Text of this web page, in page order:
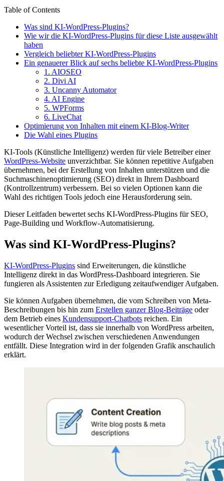
Table of Contents
Was sind KI-WordPress-Plugins?
Wie wir die KI-WordPress-Plugins für diese Liste ausgewählt
haben
Vergleich beliebter KI-WordPress-Plugins
Ein genauerer Blick auf sechs beliebte KI-WordPress-Plugins
1. AIOSEO
2. Divi AI
3. Uncanny Automator
4. AI Engine
5. WPForms
6. LiveChat
Optimierung von Inhalten mit einem KI-Blog-Writer
Die Wahl eines Plugins
KI-Tools (Künstliche Intelligenz) werden für viele Betreiber einer
WordPress-Website unverzichtbar. Sie können repetitive Aufgaben
übernehmen, bei der Erstellung von Inhalten unterstützen und die
Suchmaschinenoptimierung (SEO) direkt in Ihrem Dashboard
(Kontrollzentrum) verbessern. Bei so vielen Optionen kann die
Wahl des richtigen Tools jedoch eine Herausforderung sein.
Dieser Leitfaden bewertet sechs KI-WordPress-Plugins für SEO,
Page-Building und Workflow-Automatisierung.
Was sind KI-WordPress-Plugins?
KI-WordPress-Plugins sind Erweiterungen, die künstliche
Intelligenz direkt in das WordPress-Dashboard integrieren. Sie
fungieren als Assistenten zur Erledigung zeitaufwendiger Aufgaben.
Sie können Aufgaben übernehmen, die vom Schreiben von Meta-
Beschreibungen bis hin zum Erstellen ganzer Blog-Beiträge oder
dem Betrieb eines Kundensupport-Chatbots reichen. Ein
wesentlicher Vorteil ist, dass sie innerhalb von WordPress arbeiten,
wodurch der Wechsel zwischen verschiedenen Anwendungen
entfällt. Diese Integration wird in der folgenden Grafik anschaulich
erklärt.